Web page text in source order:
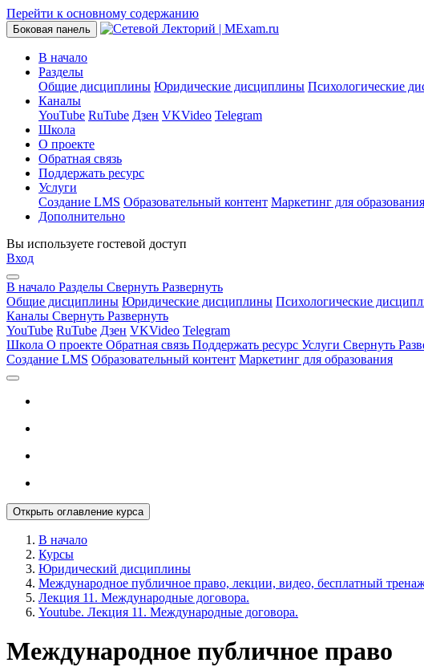
Перейти к основному содержанию
Боковая панель
В начало
Разделы
Общие дисциплины Юридические дисциплины Психологические
Каналы
YouTube RuTube Дзен VKVideo Telegram
Школа
О проекте
Обратная связь
Поддержать ресурс
Услуги
Создание LMS Образовательный контент Маркетинг для образования
Дополнительно
Вы используете гостевой доступ
Вход
В начало Разделы Свернуть Развернуть
Общие дисциплины Юридические дисциплины Психологические
Каналы Свернуть Развернуть
YouTube RuTube Дзен VKVideo Telegram
Школа О проекте Обратная связь Поддержать ресурс Услуги Свернуть
Создание LMS Образовательный контент Маркетинг для образования
Открыть оглавление курса
В начало
Курсы
Юридический дисциплины
Международное публичное право, лекции, видео, бесплатный
Лекция 11. Международные договора.
Youtube. Лекция 11. Международные договора.
Международное публичное право